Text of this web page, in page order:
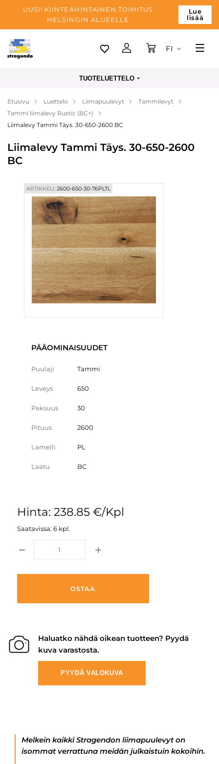
UUSI! KIINTEÄHINTAINEN TOIMITUS
HELSINGIN ALUEELLE
Lue
lisää
Tallinn
Maksu
Yrityksen
Blogi
Yhteystiedot
FI
TUOTELUETTELO
Etusivu Luettelo Liimapuulevyt
Tammilevyt
Tammi liimalevy Rustic (BC+)
Liimalevy Tammi Täys. 30-650-2600 BC
Liimalevy Tammi Täys. 30-650-2600
BC
ARTIKKELI:2600-650-30-76PLTL
PÄÄOMINAISUUDET
Puulaji Tammi
Leveys 650
Paksuus 30
Pituus 2600
Lamelli PL
Laatu BC
Hinta: 238.85 €/Kpl
Saatavissa: 6 kpl.
OSTAA
Haluatko nähdä oikean tuotteen? Pyydä
kuva varastosta.
PYYDÄ VALOKUVA
Melkein kaikki Stragendon liimapuulevyt on
isommat verrattuna meidän julkaistuin kokoihin.